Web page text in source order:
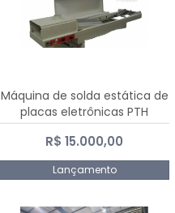
Máquina de solda estática de
placas eletrônicas PTH
DIALSAT
R$ 15.000,00
Lançamento